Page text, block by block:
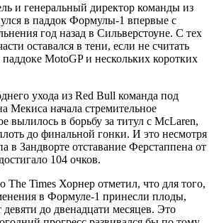
и генеральный директор команды из
в паддок Формулы-1 впервые с
год назад в Сильверстоуне. С тех
оставался в тени, если не считать
MotoGP и нескольких коротких
ухода из Red Bull команда под
Мекиса начала стремительное
вылилось в борьбу за титул с McLaren,
до финальной гонки. И это несмотря
в Зандворте отставание Ферстаппена от
104 очков.
Times Хорнер отметил, что для того,
в Формуле-1 принесли плоды,
девяти до двенадцати месяцев. Это